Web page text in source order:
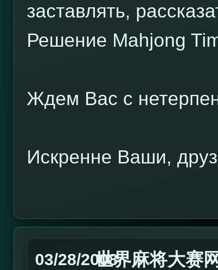
заставлять,
Решение Mahjong
Ждем Вас с
Искренне Ваши,
03/28/2008世界麻将大赛